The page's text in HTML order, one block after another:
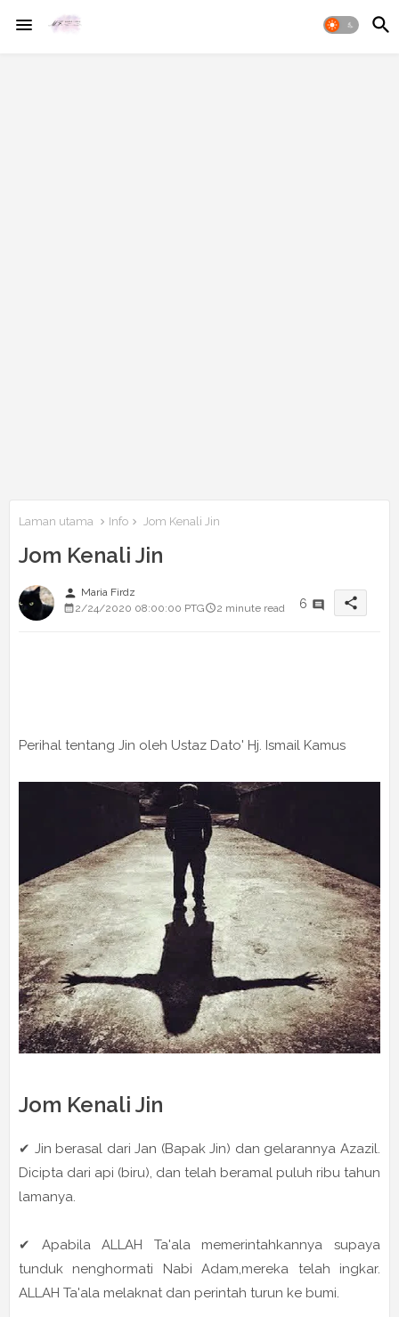
Laman utama Info Jom Kenali Jin
Jom Kenali Jin
person Maria Firdz
2/24/2020 08:00:00 PTG
2 minute read 6 share
Perihal tentang Jin oleh Ustaz Dato' Hj. Ismail Kamus
Jom Kenali Jin
✔ Jin berasal dari Jan (Bapak Jin) dan gelarannya Azazil.
Dicipta dari api (biru), dan telah beramal puluh ribu tahun
lamanya.
✔ Apabila ALLAH Ta'ala memerintahkannya supaya
tunduk nenghormati Nabi Adam,mereka telah ingkar.
ALLAH Ta'ala melaknat dan perintah turun ke bumi.